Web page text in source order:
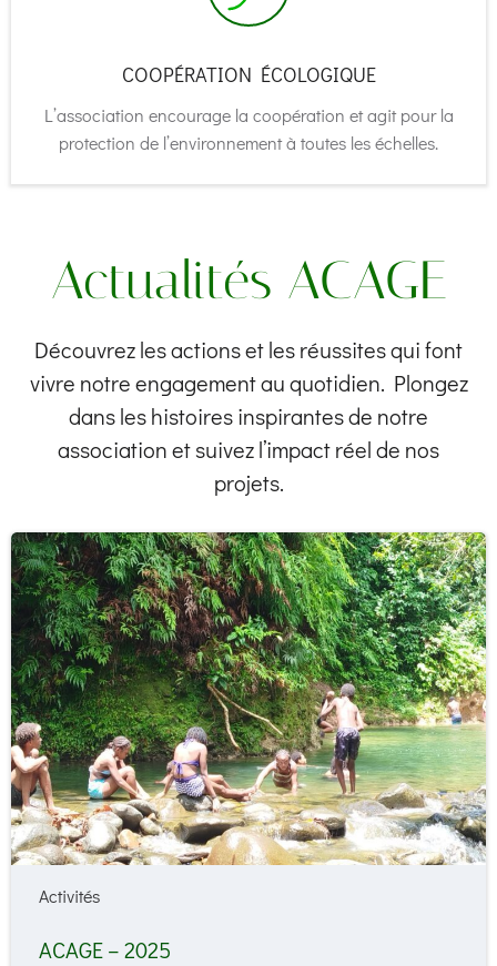
COOPÉRATION ÉCOLOGIQUE
L’association encourage la coopération et agit pour la
protection de l’environnement à toutes les échelles.
Actualités ACAGE
Découvrez les actions et les réussites qui font
vivre notre engagement au quotidien. Plongez
dans les histoires inspirantes de notre
association et suivez l’impact réel de nos
projets.
Activités
ACAGE – 2025